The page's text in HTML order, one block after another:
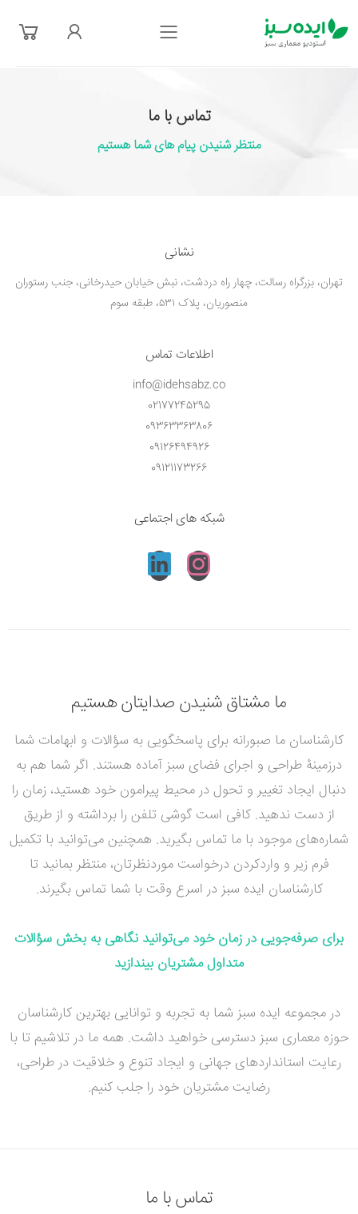
فهرست
تماس با ما
منتظر شنیدن پیام های شما هستیم
نشانی
تهران، بزرگراه رسالت، چهار راه دردشت، نبش خیابان حیدرخانی، جنب رستوران
منصوریان، پلاک ۵۳۱، طبقه سوم
اطلاعات تماس
info@idehsabz.co
02177245295
09363363806
09126494926
09121173266
شبکه های اجتماعی
ما مشتاق شنیدن صدایتان هستیم
کارشناسان ما صبورانه برای پاسخگویی به سؤالات و ابهامات شما
درزمینهٔ طراحی و اجرای فضای سبز آماده هستند. اگر شما هم به
دنبال ایجاد تغییر و تحول در محیط پیرامون خود هستید، زمان را
از دست ندهید. کافی است گوشی تلفن را برداشته و از طریق
شماره‌های موجود با ما تماس بگیرید. همچنین می‌توانید با تکمیل
فرم زیر و واردکردن درخواست موردنظرتان، منتظر بمانید تا
کارشناسان ایده سبز در اسرع وقت با شما تماس بگیرند.
برای صرفه‌جویی در زمان خود می‌توانید نگاهی به بخش سؤالات
متداول مشتریان بیندازید
در مجموعه ایده سبز شما به تجربه و توانایی بهترین کارشناسان
حوزه معماری سبز دسترسی خواهید داشت. همه ما در تلاشیم تا با
رعایت استانداردهای جهانی و ایجاد تنوع و خلاقیت در طراحی،
رضایت مشتریان خود را جلب کنیم.
تماس با ما